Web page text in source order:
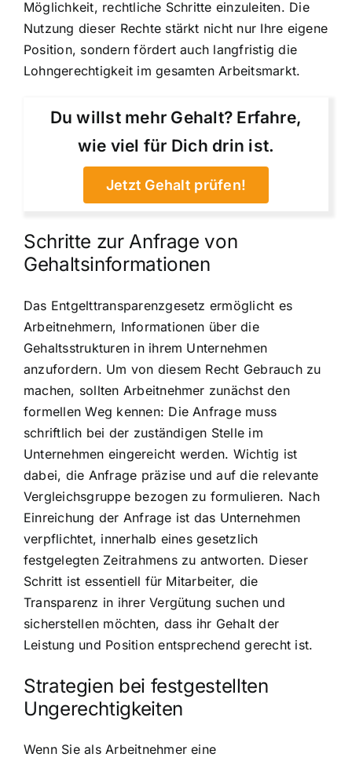
Möglichkeit, rechtliche Schritte einzuleiten. Die
Nutzung dieser Rechte stärkt nicht nur Ihre eigene
Position, sondern fördert auch langfristig die
Lohngerechtigkeit im gesamten Arbeitsmarkt.
Du willst mehr Gehalt? Erfahre,
wie viel für Dich drin ist.
Jetzt Gehalt prüfen!
Schritte zur Anfrage von
Gehaltsinformationen
Das Entgelttransparenzgesetz ermöglicht es
Arbeitnehmern, Informationen über die
Gehaltsstrukturen in ihrem Unternehmen
anzufordern. Um von diesem Recht Gebrauch zu
machen, sollten Arbeitnehmer zunächst den
formellen Weg kennen: Die Anfrage muss
schriftlich bei der zuständigen Stelle im
Unternehmen eingereicht werden. Wichtig ist
dabei, die Anfrage präzise und auf die relevante
Vergleichsgruppe bezogen zu formulieren. Nach
Einreichung der Anfrage ist das Unternehmen
verpflichtet, innerhalb eines gesetzlich
festgelegten Zeitrahmens zu antworten. Dieser
Schritt ist essentiell für Mitarbeiter, die
Transparenz in ihrer Vergütung suchen und
sicherstellen möchten, dass ihr Gehalt der
Leistung und Position entsprechend gerecht ist.
Strategien bei festgestellten
Ungerechtigkeiten
Wenn Sie als Arbeitnehmer eine